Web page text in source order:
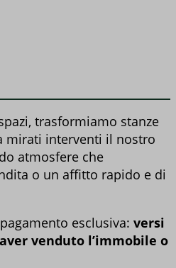
trasformiamo stanze
mirati interventi il nostro
atmosfere che
o un affitto rapido e di
esclusiva:versi
venduto l’immobile o